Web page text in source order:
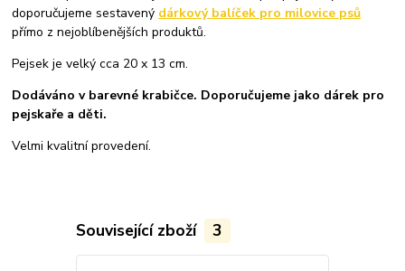
doporučujeme sestavený dárkový balíček pro milovice psů
přímo z nejoblíbenějších produktů.
Pejsek je velký cca 20 x 13 cm.
Dodáváno v barevné krabičce. Doporučujeme jako dárek pro
pejskaře a děti.
Velmi kvalitní provedení.
Související zboží 3